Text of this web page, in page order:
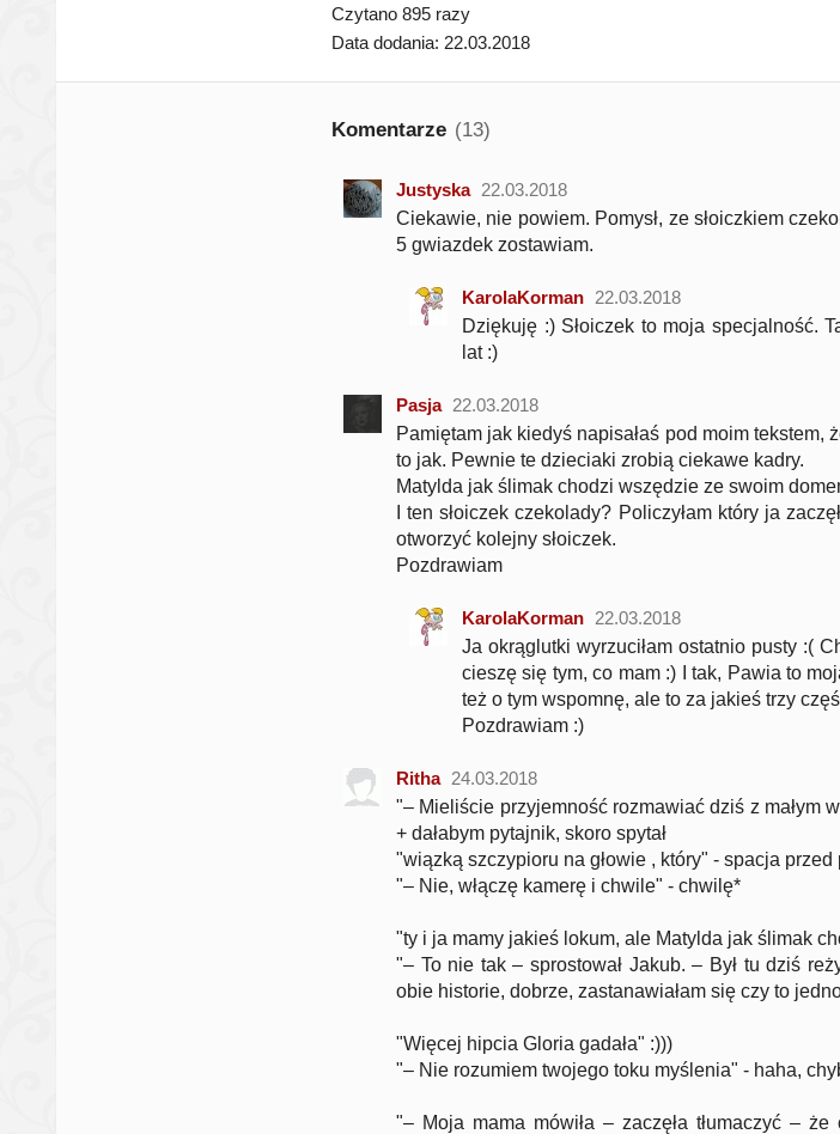
Czytano 895 razy
Data dodania: 22.03.2018
Komentarze (13)
Justyska 22.03.2018
Ciekawie, nie powiem. Pomysł, ze słoiczkiem
5 gwiazdek zostawiam.
KarolaKorman 22.03.2018
Dziękuję :) Słoiczek to moja specjalność.
lat :)
Pasja 22.03.2018
Pamiętam jak kiedyś napisałaś pod moim
to jak. Pewnie te dzieciaki zrobią ciekawe kadry.
Matylda jak ślimak chodzi wszędzie ze swoim
I ten słoiczek czekolady? Policzyłam który ja
otworzyć kolejny słoiczek.
Pozdrawiam
KarolaKorman 22.03.2018
Ja okrąglutki wyrzuciłam ostatnio pusty :(
cieszę się tym, co mam :) I tak, Pawia to
też o tym wspomnę, ale to za jakieś trzy
Pozdrawiam :)
Ritha 24.03.2018
"– Mieliście przyjemność rozmawiać dziś z małym
+ dałabym pytajnik, skoro spytał
"wiązką szczypioru na głowie , który" - spacja
"– Nie, włączę kamerę i chwile" - chwilę*
"ty i ja mamy jakieś lokum, ale Matylda jak ślimak
"– To nie tak – sprostował Jakub. – Był tu dziś
obie historie, dobrze, zastanawiałam się czy to
"Więcej hipcia Gloria gadała" :)))
"– Nie rozumiem twojego toku myślenia" - haha,
"– Moja mama mówiła – zaczęła tłumaczyć –